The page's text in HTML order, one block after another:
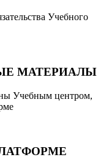
Учебного
МАТЕРИАЛЫ
Учебным центром,